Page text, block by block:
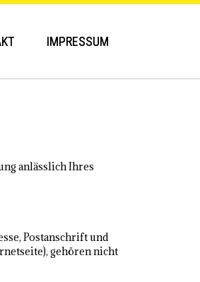
IMPRESSUM
anlässlich Ihres
Postanschrift und
gehören nicht